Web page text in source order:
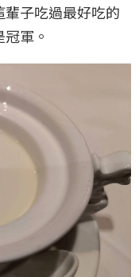
子吃過最好吃的
軍。